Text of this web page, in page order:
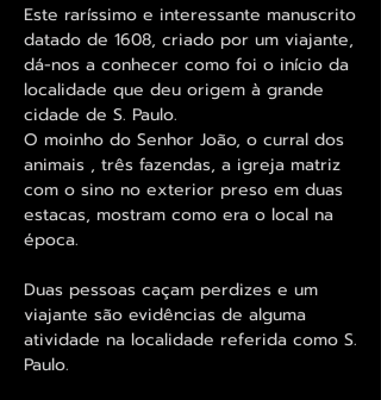
Este raríssimo e interessante manuscrito
datado de 1608, criado por um viajante,
dá-nos a conhecer como foi o início da
localidade que deu origem à grande
cidade de S. Paulo.
O moinho do Senhor João, o curral dos
animais , três fazendas, a igreja matriz
com o sino no exterior preso em duas
estacas, mostram como era o local na
época.
Duas pessoas caçam perdizes e um
viajante são evidências de alguma
atividade na localidade referida como S.
Paulo.